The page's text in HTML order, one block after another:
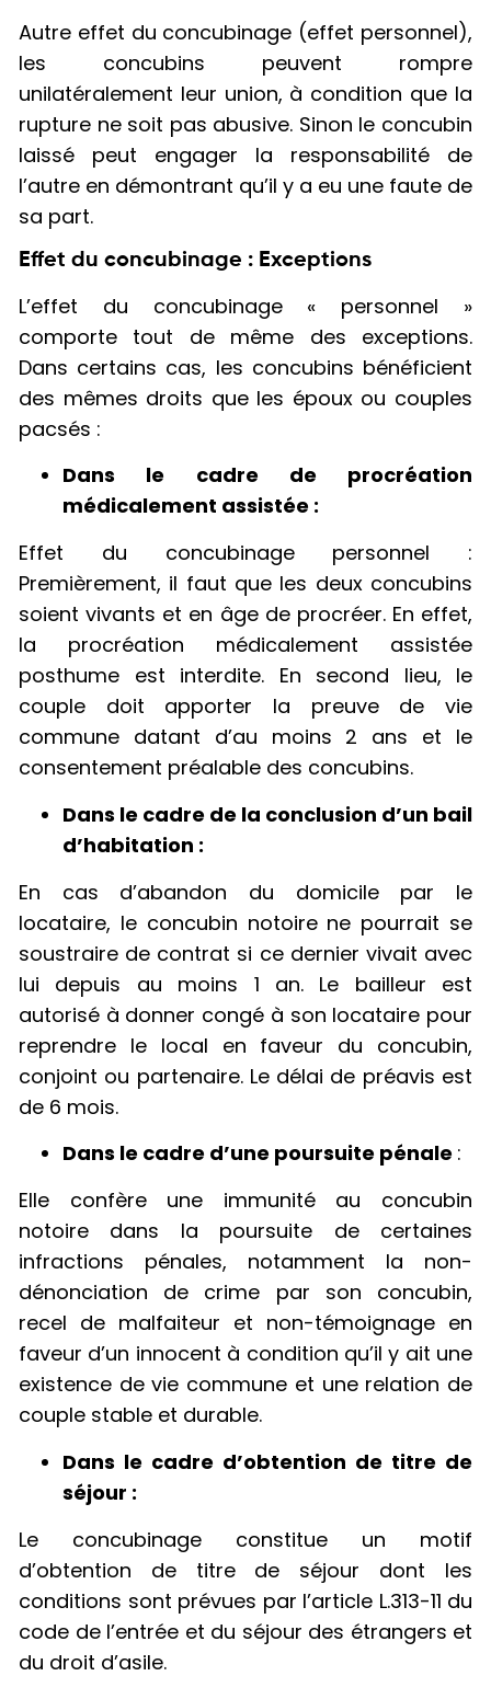
Autre effet du concubinage (effet personnel),
les concubins peuvent rompre
unilatéralement leur union, à condition que la
rupture ne soit pas abusive. Sinon le concubin
laissé peut engager la responsabilité de
l’autre en démontrant qu’il y a eu une faute de
sa part.
Effet du concubinage : Exceptions
L’effet du concubinage « personnel »
comporte tout de même des exceptions.
Dans certains cas, les concubins bénéficient
des mêmes droits que les époux ou couples
pacsés :
Dans le cadre de procréation
médicalement assistée :
Effet du concubinage personnel :
Premièrement, il faut que les deux concubins
soient vivants et en âge de procréer. En effet,
la procréation médicalement assistée
posthume est interdite. En second lieu, le
couple doit apporter la preuve de vie
commune datant d’au moins 2 ans et le
consentement préalable des concubins.
Dans le cadre de la conclusion d’un bail
d’habitation :
En cas d’abandon du domicile par le
locataire, le concubin notoire ne pourrait se
soustraire de contrat si ce dernier vivait avec
lui depuis au moins 1 an. Le bailleur est
autorisé à donner congé à son locataire pour
reprendre le local en faveur du concubin,
conjoint ou partenaire. Le délai de préavis est
de 6 mois.
Dans le cadre d’une poursuite pénale :
Elle confère une immunité au concubin
notoire dans la poursuite de certaines
infractions pénales, notamment la non-
dénonciation de crime par son concubin,
recel de malfaiteur et non-témoignage en
faveur d’un innocent à condition qu’il y ait une
existence de vie commune et une relation de
couple stable et durable.
Dans le cadre d’obtention de titre de
séjour :
Le concubinage constitue un motif
d’obtention de titre de séjour dont les
conditions sont prévues par l’article L.313-11 du
code de l’entrée et du séjour des étrangers et
du droit d’asile.